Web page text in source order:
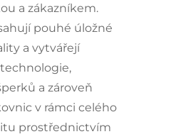
a zákazníkem.
pouhé úložné
a vytvářejí
a zároveň
v rámci celého
prostřednictvím